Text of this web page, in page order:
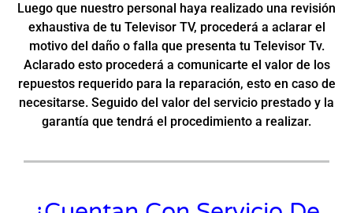
Luego que nuestro personal haya realizado una revisión
exhaustiva de tu Televisor TV, procederá a aclarar el
motivo del daño o falla que presenta tu Televisor Tv.
Aclarado esto procederá a comunicarte el valor de los
repuestos requerido para la reparación, esto en caso de
necesitarse. Seguido del valor del servicio prestado y la
garantía que tendrá el procedimiento a realizar.